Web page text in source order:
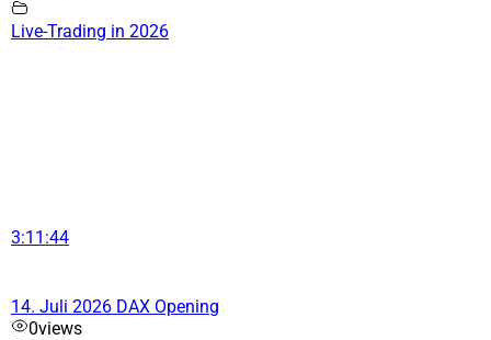
Live-Trading in 2026
3:11:44
14. Juli 2026 DAX Opening
0views